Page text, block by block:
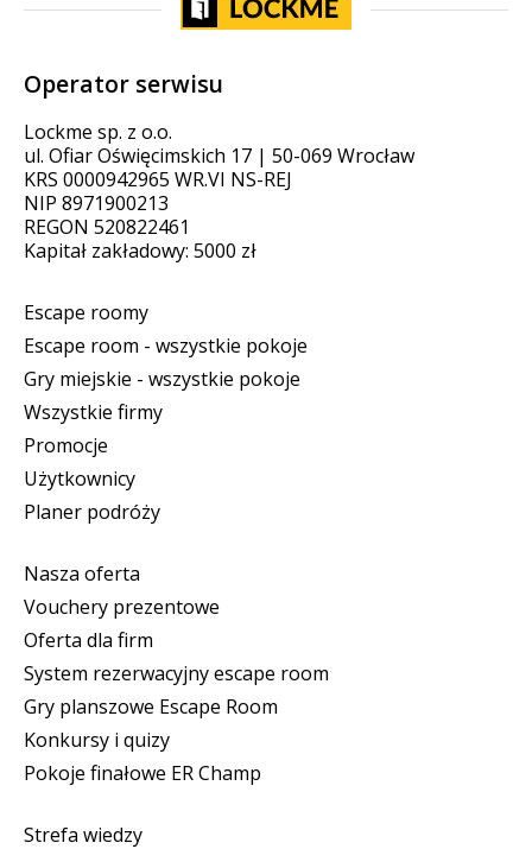
Operator serwisu
Lockme sp. z o.o.
ul. Ofiar Oświęcimskich 17 | 50-069 Wrocław
KRS 0000942965 WR.VI NS-REJ
NIP 8971900213
REGON 520822461
Kapitał zakładowy: 5000 zł
Escape roomy
Escape room - wszystkie pokoje
Gry miejskie - wszystkie pokoje
Wszystkie firmy
Promocje
Użytkownicy
Planer podróży
Nasza oferta
Vouchery prezentowe
Oferta dla firm
System rezerwacyjny escape room
Gry planszowe Escape Room
Konkursy i quizy
Pokoje finałowe ER Champ
Strefa wiedzy